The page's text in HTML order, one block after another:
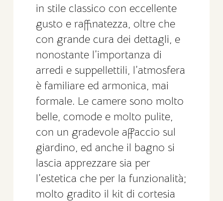
in stile classico con eccellente
gusto e raffinatezza, oltre che
con grande cura dei dettagli, e
nonostante l’importanza di
arredi e suppellettili, l’atmosfera
è familiare ed armonica, mai
formale. Le camere sono molto
belle, comode e molto pulite,
con un gradevole affaccio sul
giardino, ed anche il bagno si
lascia apprezzare sia per
l’estetica che per la funzionalità;
molto gradito il kit di cortesia